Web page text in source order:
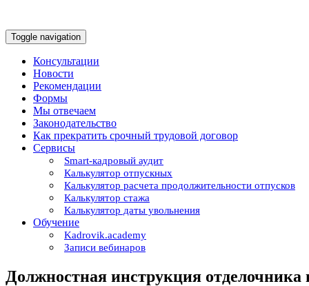
Toggle navigation
Консультации
Новости
Рекомендации
Формы
Мы отвечаем
Законодательство
Как прекратить срочный трудовой договор
Сервисы
Smart-кадровый аудит
Калькулятор отпускных
Калькулятор расчета продолжительности отпусков
Калькулятор стажа
Калькулятор даты увольнения
Обучение
Kadrovik.academy
Записи вебинаров
Должностная инструкция отделочника